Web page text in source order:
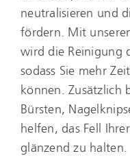
neutralisieren und
fördern. Mit
wird die Reinigung
sodass Sie mehr
können. Zusätzlich
Bürsten,
helfen, das Fell
glänzend zu